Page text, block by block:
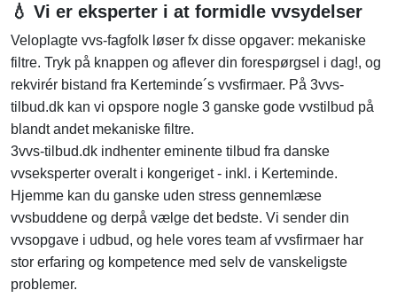
💧 Vi er eksperter i at formidle vvsydelser
Veloplagte vvs-fagfolk løser fx disse opgaver: mekaniske
filtre. Tryk på knappen og aflever din forespørgsel i dag!, og
rekvirér bistand fra Kerteminde´s vvsfirmaer. På 3vvs-
tilbud.dk kan vi opspore nogle 3 ganske gode vvstilbud på
blandt andet mekaniske filtre.
3vvs-tilbud.dk indhenter eminente tilbud fra danske
vvseksperter overalt i kongeriget - inkl. i Kerteminde.
Hjemme kan du ganske uden stress gennemlæse
vvsbuddene og derpå vælge det bedste. Vi sender din
vvsopgave i udbud, og hele vores team af vvsfirmaer har
stor erfaring og kompetence med selv de vanskeligste
problemer.